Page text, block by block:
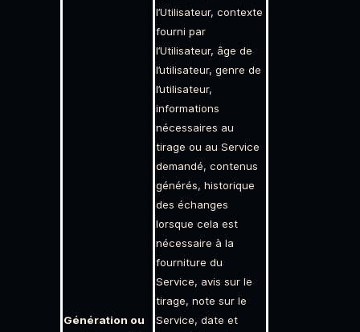
Génération ou
l’Utilisateur, contexte
fourni par
l’Utilisateur, âge de
l’utilisateur, genre de
l’utilisateur,
informations
nécessaires au
tirage ou au Service
demandé, contenus
générés, historique
des échanges
lorsque cela est
nécessaire à la
fourniture du
Service, avis sur le
tirage, note sur le
Service, date et